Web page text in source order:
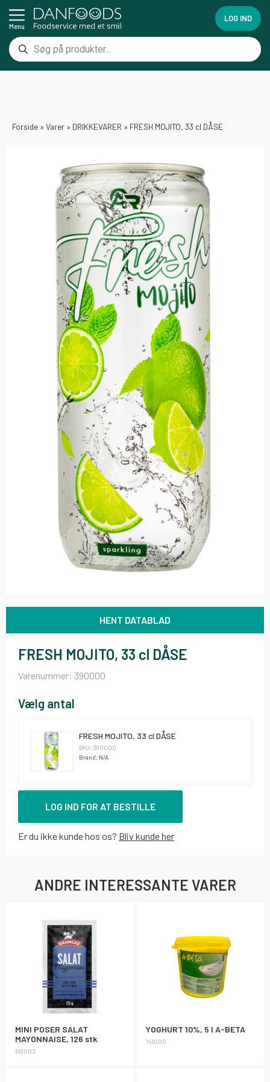
Menu
LOG IND
Forside » Varer » DRIKKEVARER » FRESH MOJITO, 33 cl DÅSE
HENT DATABLAD
FRESH MOJITO, 33 cl DÅSE
Varenummer: 390000
Vælg antal
FRESH MOJITO, 33 cl DÅSE
SKU: 390000
Brand: N/A
LOG IND FOR AT BESTILLE
Er du ikke kunde hos os? Bliv kunde her
ANDRE INTERESSANTE VARER
MINI POSER SALAT
MAYONNAISE, 126 stk
612003
YOGHURT 10%, 5 l A-BETA
741000